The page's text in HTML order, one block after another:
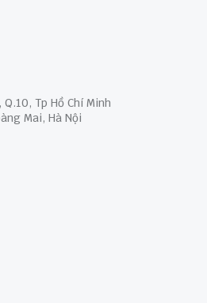
Tp Hồ Chí Minh
Mai, Hà Nội